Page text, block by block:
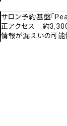
サロン予約基盤「
正アクセス 約
情報が漏えいの可能